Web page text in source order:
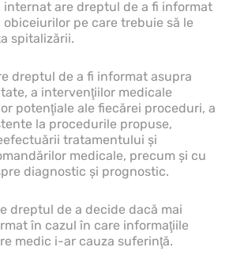
are dreptul de a fi informat
pe care trebuie să le
spitalizării.
dreptul de a fi informat asupra
a intervenţiilor medicale
potenţiale ale fiecărei proceduri, a
la procedurile propuse,
tratamentului şi
medicale, precum şi cu
diagnostic şi prognostic.
dreptul de a decide dacă mai
în cazul în care informaţiile
medic i-ar cauza suferinţă.